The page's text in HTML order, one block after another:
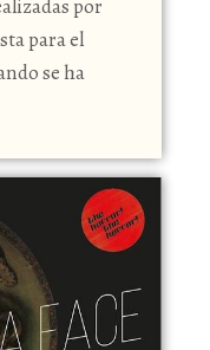
por
para el
se ha